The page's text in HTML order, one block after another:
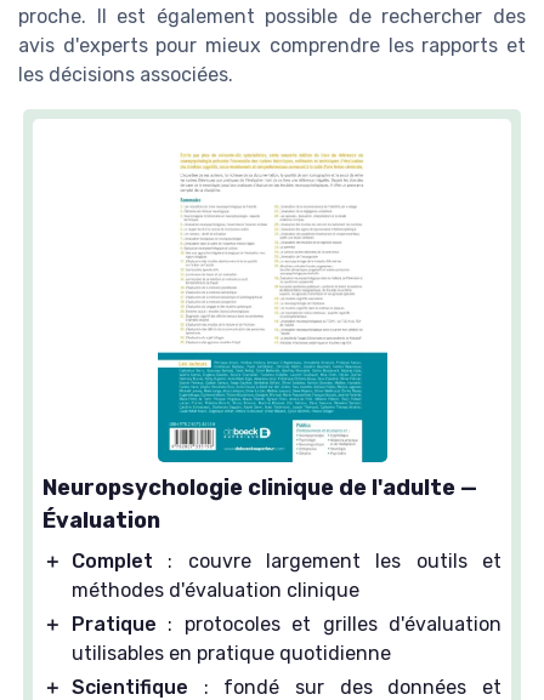
proche. Il est également possible de rechercher des
avis d'experts pour mieux comprendre les rapports et
les décisions associées.
Neuropsychologie clinique de l'adulte —
Évaluation
＋ Complet : couvre largement les outils et
méthodes d'évaluation clinique
＋
Pratique : protocoles et grilles d'évaluation
utilisables en pratique quotidienne
＋ Scientifique : fondé sur des données et